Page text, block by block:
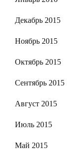
Декабрь 2015
Ноябрь 2015
Октябрь 2015
Сентябрь 2015
Август 2015
Июль 2015
Май 2015